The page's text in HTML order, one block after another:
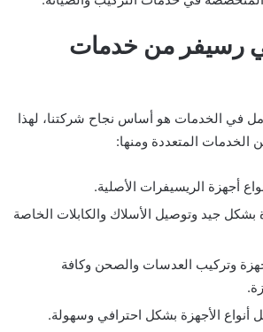
رسيفر من خدمات
في الخدمات هو أساس نجاح شركتنا، لهذا
الخدمات المتعددة ومنها:
أجهزة الريسيفرات الأصلية.
بشكل جيد وتوصيل الأسلاك والكابلات الخاصة
وتركيب العدسات والصحن وكافة
أنواع الأجهزة بشكل احترافي وسهولة.